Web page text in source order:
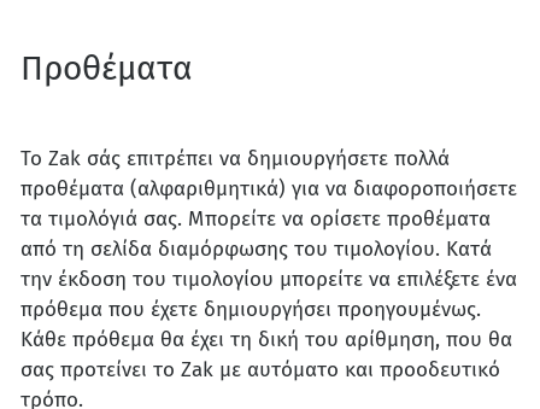
Προθέματα
Το Zak σάς επιτρέπει να δημιουργήσετε πολλά
προθέματα (αλφαριθμητικά) για να διαφοροποιήσετε
τα τιμολόγιά σας. Μπορείτε να ορίσετε προθέματα
από τη σελίδα διαμόρφωσης του τιμολογίου. Κατά
την έκδοση του τιμολογίου μπορείτε να επιλέξετε ένα
πρόθεμα που έχετε δημιουργήσει προηγουμένως.
Κάθε πρόθεμα θα έχει τη δική του αρίθμηση, που θα
σας προτείνει το Zak με αυτόματο και προοδευτικό
τρόπο.